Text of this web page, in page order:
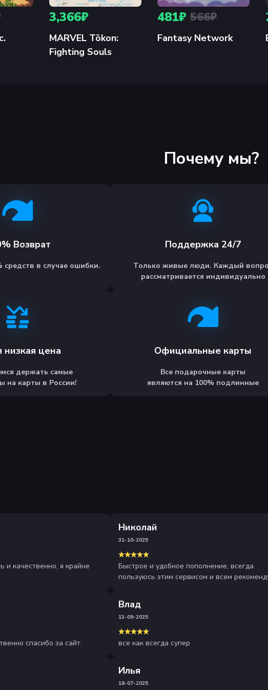
навыками и историями. Выполняйте миссии, чтобы
Завоевывайте особые хроно-сферы для огромных наград. И
3,366₽
MARVEL Tōkon:
Fighting Souls
481₽ 566₽
Fantasy Network
Почему мы?
Возврат
средств в случае ошибки.
Поддержка 24/7
Только живые люди. Каждый
рассматривается индивидуально
низкая цена
держать самые
на карты в России!
Официальные карты
Все подарочные карты
являются на 100% подлинные
и качественно, я крайне
Николай
31-10-2025
Быстрое и удобное пополнение, всегда
пользуюсь этим сервисом и всем
спасибо за сайт.
Влад
13-09-2025
все как всегда супер
Илья
18-07-2025